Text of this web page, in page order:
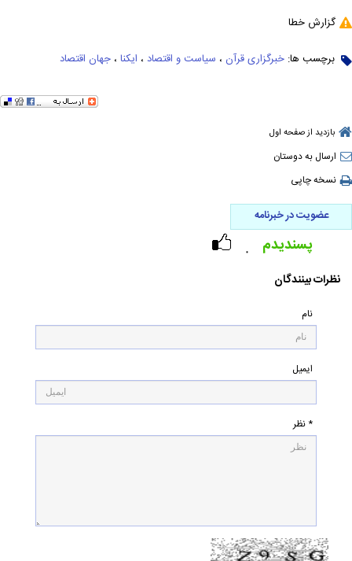
گزارش خطا
برچسب ها: خبرگزاری قرآن ، سیاست و اقتصاد ، ایکنا ، جهان اقتصاد
بازدید از صفحه اول
ارسال به دوستان
نسخه چاپی
عضویت در خبرنامه
۰ پسندیدم
نظرات بینندگان
نام
ایمیل
* نظر